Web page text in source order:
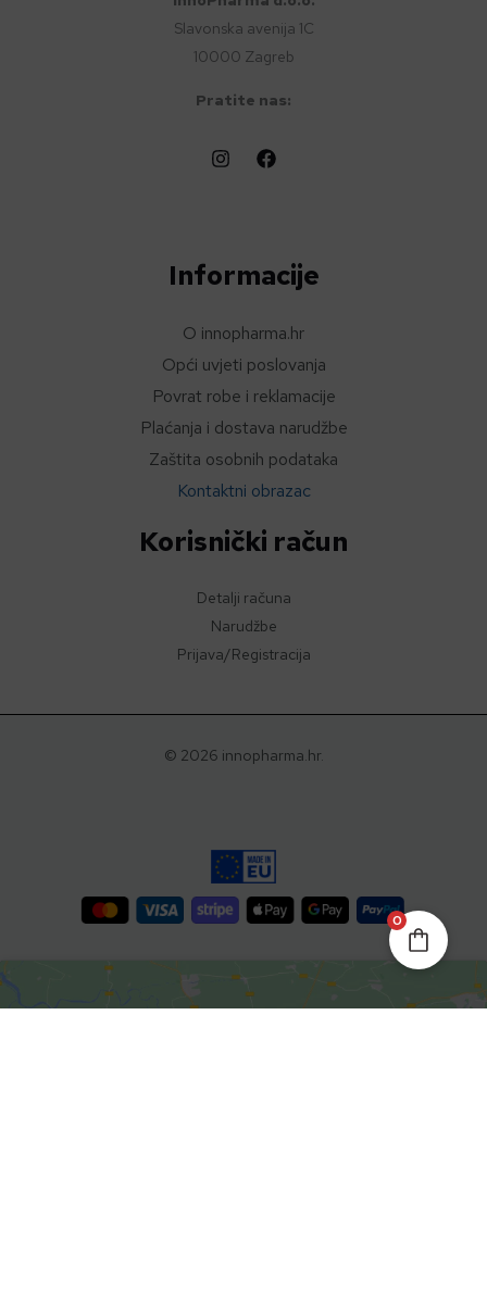
Slavonska avenija 1C
10000 Zagreb
Pratite nas:
Informacije
O innopharma.hr
Opći uvjeti poslovanja
Povrat robe i reklamacije
Plaćanja i dostava narudžbe
Zaštita osobnih podataka
Kontaktni obrazac
Korisnički račun
Detalji računa
Narudžbe
Prijava/Registracija
© 2026 innopharma.hr.
0